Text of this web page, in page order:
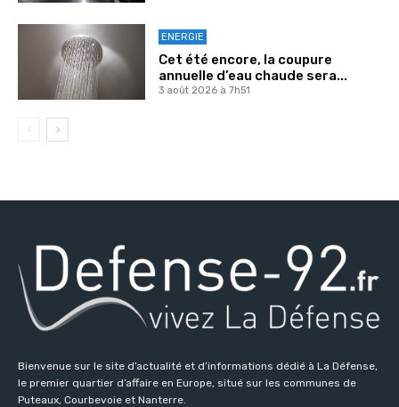
ENERGIE
Cet été encore, la coupure
annuelle d’eau chaude sera...
3 août 2026 à 7h51
Bienvenue sur le site d’actualité et d’informations dédié à La Défense,
le premier quartier d’affaire en Europe, situé sur les communes de
Puteaux, Courbevoie et Nanterre.